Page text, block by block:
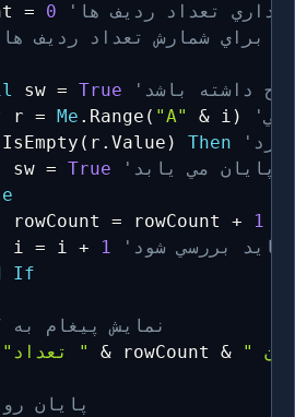
= 0
تعداد رديف ها
براي شمارش تعداد رديف ها
sw = True
داشته باشد
r = Me . Range ( "A" & i )
IsEmpty ( r . Value ) Then
			sw
= True
پايان مي يابد
			rowCount
= rowCount + 1
			i
= i + 1
بررسي شود
If
' نمایش پیغام به
"تعداد " & rowCount &
'پايان